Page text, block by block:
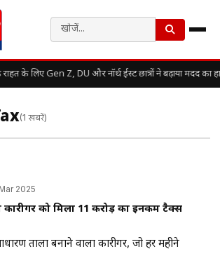
के लिए Gen Z, DU और नॉर्थ ईस्ट छात्रों ने बढ़ाया मदद का
(1 खबरें)
2025
को मिला 11 करोड़ का इनकम टैक्स
ताला बनाने वाला कारीगर, जो हर महीने